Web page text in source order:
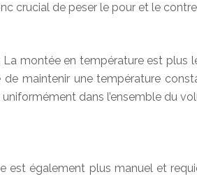
crucial de peser le pour et le
montée en température est plus
maintenir une température
dans l’ensemble du
est également plus manuel et